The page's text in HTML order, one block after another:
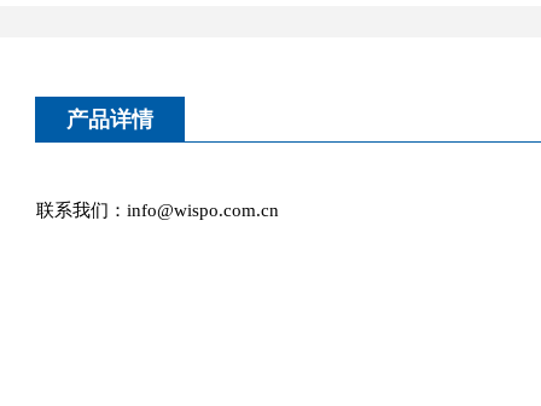
产品详情
联系我们：info@wispo.com.cn